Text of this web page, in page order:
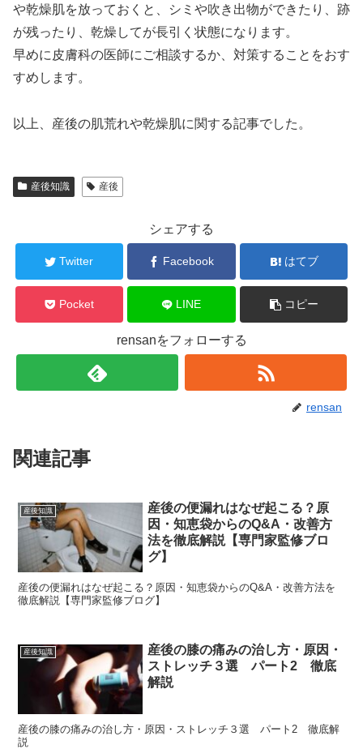
や乾燥肌を放っておくと、シミや吹き出物ができたり、跡
が残ったり、乾燥してが長引く状態になります。
早めに皮膚科の医師にご相談するか、対策することをおす
すめします。
以上、産後の肌荒れや乾燥肌に関する記事でした。
産後知識 産後
シェアする
Twitter Facebook はてブ
Pocket LINE コピー
rensanをフォローする
rensan
関連記事
産後知識
産後の便漏れはなぜ起こる？原
因・知恵袋からのQ&A・改善方
法を徹底解説【専門家監修ブロ
グ】
産後の便漏れはなぜ起こる？原因・知恵袋からのQ&A・改善方法を
徹底解説【専門家監修ブログ】
産後知識
産後の膝の痛みの治し方・原因・
ストレッチ３選 パート2 徹底
解説
産後の膝の痛みの治し方・原因・ストレッチ３選 パート2 徹底解
説